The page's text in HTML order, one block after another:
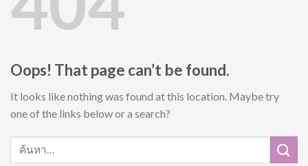
Oops! That page can’t be found.
It looks like nothing was found at this location. Maybe try
one of the links below or a search?